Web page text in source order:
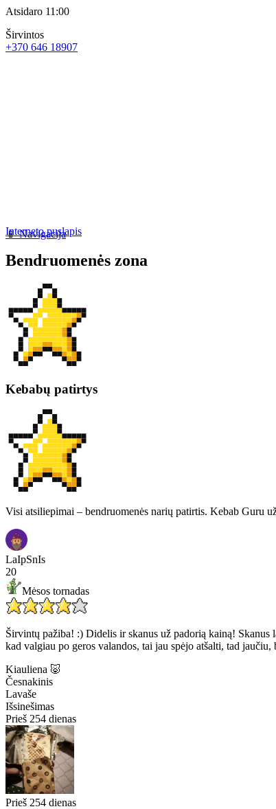
Atsidaro 11:00
Širvintos
+370 646 18907
📱 Navigacija
Interneto puslapis
Bendruomenės zona
Kebabų patirtys
Visi atsiliepimai – bendruomenės narių patirtis. Kebab Guru
LaIpSnIs
20
Mėsos tornadas
Širvintų pažiba! :) Didelis ir skanus už padorią kainą! Skanus
kad valgiau po geros valandos, tai jau spėjo atšalti, tad
Kiauliena 🐷
Česnakinis
Lavaše
Išsinešimas
Prieš 254 dienas
Prieš 254 dienas